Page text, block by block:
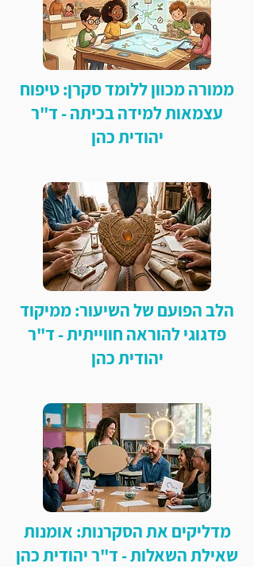
ממורה מכוון ללומד סקרן: טיפוח
עצמאות למידה בכיתה - ד"ר
יהודית כהן
הלב הפועם של השיעור: ממיקוד
פדגוגי להוראה חווייתית - ד"ר
יהודית כהן
מדליקים את הסקרנות: אומנות
שאילת השאלות - ד"ר יהודית כהן